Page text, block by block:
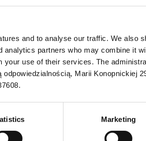
and to analyse our traffic. We also
analytics partners who may combine it
your use of their services. The
Marii Konopnickiej
Marketing